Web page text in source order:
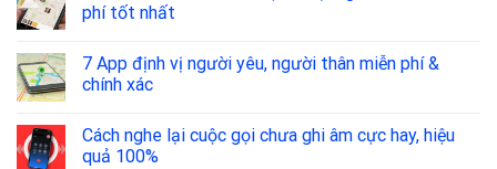
phí tốt nhất
7 App định vị người yêu, người thân miễn phí &
chính xác
Cách nghe lại cuộc gọi chưa ghi âm cực hay, hiệu
quả 100%